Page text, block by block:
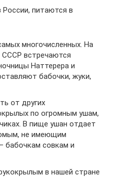
питаются в
многочисленных. На
СССР встречаются
Наттерера и
бабочки, жуки,
от других
по огромным ушам,
В пище ушан отдает
не имеющим
бабочкам совкам и
в нашей стране